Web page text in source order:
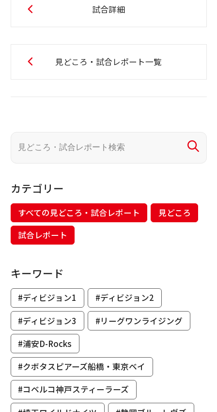
試合詳細
見どころ・試合レポート一覧
カテゴリー
すべての見どころ・試合レポート
見どころ
試合レポート
キーワード
#ディビジョン1
#ディビジョン2
#ディビジョン3
#リーグワンライジング
#浦安D-Rocks
#クボタスピアーズ船橋・東京ベイ
#コベルコ神戸スティーラーズ